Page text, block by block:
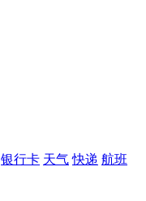
银行卡 天气 快递 航班